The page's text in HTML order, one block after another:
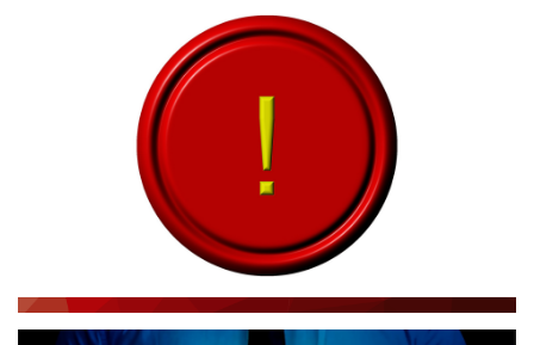
PODCAST - PONTO DE VISTA
NOTÍCIAS DESTAQUE DO DIA
BRASIL NOTÍCIAS
ÚLTIMAS NOTÍCIAS
NOTÍCIAS TAMBÉM NA TELA
BRASIL MUNDO AO VIVO